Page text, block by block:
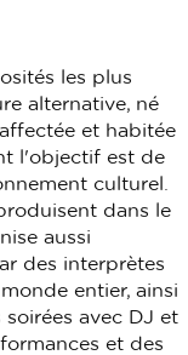
les plus
alternative, né
et habitée
l'objectif est de
culturel.
dans le
aussi
des interprètes
entier, ainsi
avec DJ et
et des